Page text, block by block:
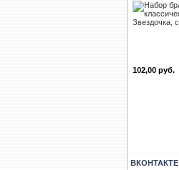
102,00 руб.
ВКОНТАКТЕ